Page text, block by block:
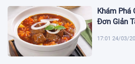
Khám Phá
Đơn Giản
17:01 24/03/